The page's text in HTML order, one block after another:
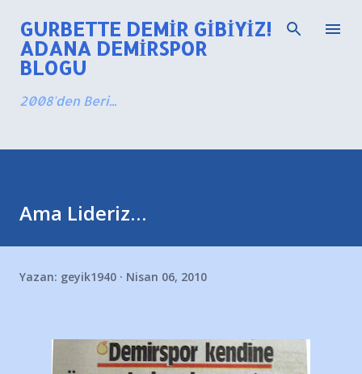
Ana içeriğe atla
GURBETTE DEMIR GIBIYIZ!
ADANA DEMIRSPOR
BLOGU
2008'den Beri...
Ama Lideriz…
Yazan: geyik1940 Nisan 06, 2010